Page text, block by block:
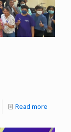
Read more